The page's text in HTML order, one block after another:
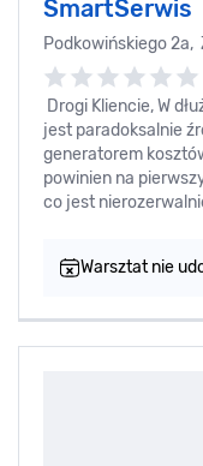
SmartSerwis
Podkowińskiego 2a,
Drogi Kliencie, W
jest paradoksalnie
generatorem
powinien na
co jest
Warsztat nie